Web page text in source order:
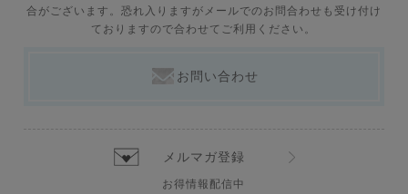
合がございます。恐れ入りますがメールでのお問合わせも受け付け
ておりますので合わせてご利用ください。
お問い合わせ
メルマガ登録
お得情報配信中